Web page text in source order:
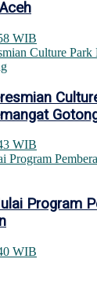
WIB
WIB
Program
WIB